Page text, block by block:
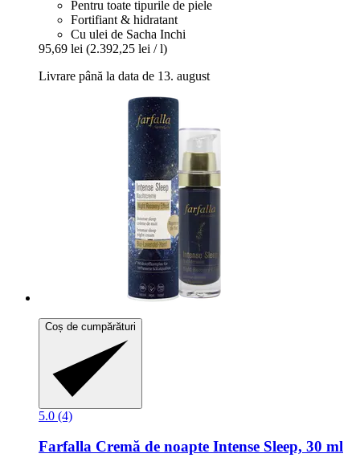
Pentru toate tipurile de piele
Fortifiant & hidratant
Cu ulei de Sacha Inchi
95,69 lei (2.392,25 lei / l)
Livrare până la data de 13. august
Coș de cumpărături
5.0 (4)
Farfalla Cremă de noapte Intense Sleep, 30 ml